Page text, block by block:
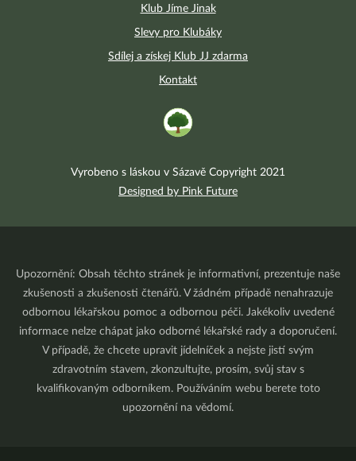
Klub Jíme Jinak
Slevy pro Klubáky
Sdílej a získej Klub JJ zdarma
Kontakt
Vyrobeno s láskou v Sázavě Copyright 2021
Designed by Pink Future
Upozornění: Obsah těchto stránek je informativní, prezentuje naše
zkušenosti a zkušenosti čtenářů. V žádném případě nenahrazuje
odbornou lékařskou pomoc a odbornou péči. Jakékoliv uvedené
informace nelze chápat jako odborné lékařské rady a doporučení.
V případě, že chcete upravit jídelníček a nejste jistí svým
zdravotním stavem, zkonzultujte, prosím, svůj stav s
kvalifikovaným odborníkem. Používáním webu berete toto
upozornění na vědomí.